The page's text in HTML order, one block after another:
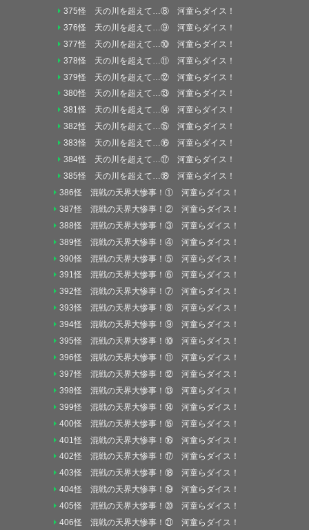
375怪 天の川を超えて…⑧ 河童らダイス！
376怪 天の川を超えて…⑨ 河童らダイス！
377怪 天の川を超えて…⑩ 河童らダイス！
378怪 天の川を超えて…⑪ 河童らダイス！
379怪 天の川を超えて…⑫ 河童らダイス！
380怪 天の川を超えて…⑬ 河童らダイス！
381怪 天の川を超えて…⑭ 河童らダイス！
382怪 天の川を超えて…⑮ 河童らダイス！
383怪 天の川を超えて…⑯ 河童らダイス！
384怪 天の川を超えて…⑰ 河童らダイス！
385怪 天の川を超えて…⑱ 河童らダイス！
386怪 混戦の天界大惨事！① 河童らダイス！
387怪 混戦の天界大惨事！② 河童らダイス！
388怪 混戦の天界大惨事！③ 河童らダイス！
389怪 混戦の天界大惨事！④ 河童らダイス！
390怪 混戦の天界大惨事！⑤ 河童らダイス！
391怪 混戦の天界大惨事！⑥ 河童らダイス！
392怪 混戦の天界大惨事！⑦ 河童らダイス！
393怪 混戦の天界大惨事！⑧ 河童らダイス！
394怪 混戦の天界大惨事！⑨ 河童らダイス！
395怪 混戦の天界大惨事！⑩ 河童らダイス！
396怪 混戦の天界大惨事！⑪ 河童らダイス！
397怪 混戦の天界大惨事！⑫ 河童らダイス！
398怪 混戦の天界大惨事！⑬ 河童らダイス！
399怪 混戦の天界大惨事！⑭ 河童らダイス！
400怪 混戦の天界大惨事！⑮ 河童らダイス！
401怪 混戦の天界大惨事！⑯ 河童らダイス！
402怪 混戦の天界大惨事！⑰ 河童らダイス！
403怪 混戦の天界大惨事！⑱ 河童らダイス！
404怪 混戦の天界大惨事！⑲ 河童らダイス！
405怪 混戦の天界大惨事！⑳ 河童らダイス！
406怪 混戦の天界大惨事！㉑ 河童らダイス！